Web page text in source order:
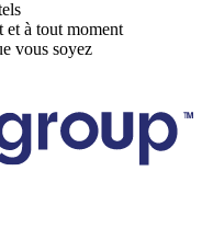
et à tout moment
vous soyez